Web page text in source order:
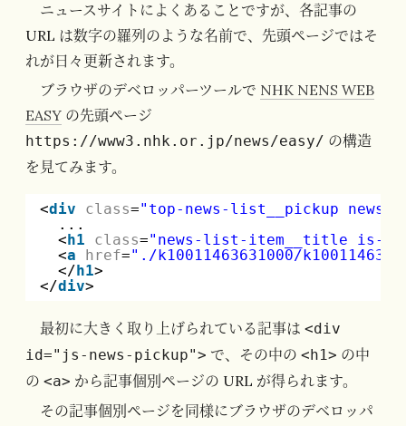
ニュースサイトによくあることですが、各記事の
URL は数字の羅列のような名前で、先頭ページではそ
れが日々更新されます。
ブラウザのデベロッパーツールで NHK NENS WEB
EASY の先頭ページ
https://www3.nhk.or.jp/news/easy/ の構造
を見てみます。
<div class="top-news-list__pickup
...
<h1 class="news-list-item__title is-
<a href="./k10011463631000/
</h1>
</div>
最初に大きく取り上げられている記事は <div
id="js-news-pickup"> で、その中の <h1> の中
の <a> から記事個別ページの URL が得られます。
その記事個別ページを同様にブラウザのデベロッパ